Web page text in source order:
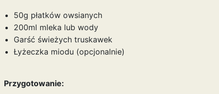
50g płatków owsianych
200ml mleka lub wody
Garść świeżych truskawek
Łyżeczka miodu (opcjonalnie)
Przygotowanie: